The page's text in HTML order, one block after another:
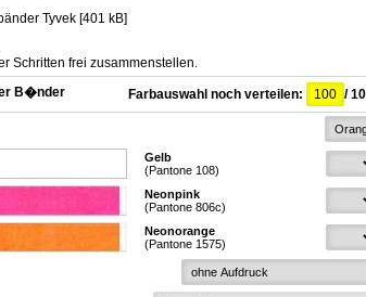
Tyvek [401 kB]
Schritten frei zusammenstellen.
Farbauswahl noch verteilen: /
Gelb
(Pantone 108)
Neonpink
(Pantone 806c)
Neonorange
(Pantone 1575)